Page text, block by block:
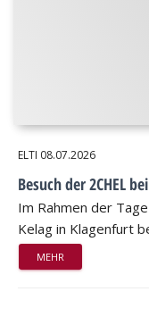
ELTI 08.07.2026
Besuch der 2CHEL
Im Rahmen der
Kelag in Klagenfurt
MEHR